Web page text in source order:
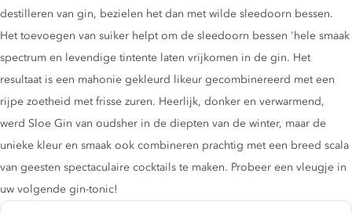
destilleren van gin, bezielen het dan met wilde sleedoorn bessen.
Het toevoegen van suiker helpt om de sleedoorn bessen 'hele smaak
spectrum en levendige tintente laten vrijkomen in de gin. Het
resultaat is een mahonie gekleurd likeur gecombinereerd met een
rijpe zoetheid met frisse zuren. Heerlijk, donker en verwarmend,
werd Sloe Gin van oudsher in de diepten van de winter, maar de
unieke kleur en smaak ook combineren prachtig met een breed scala
van geesten spectaculaire cocktails te maken. Probeer een vleugje in
uw volgende gin-tonic!